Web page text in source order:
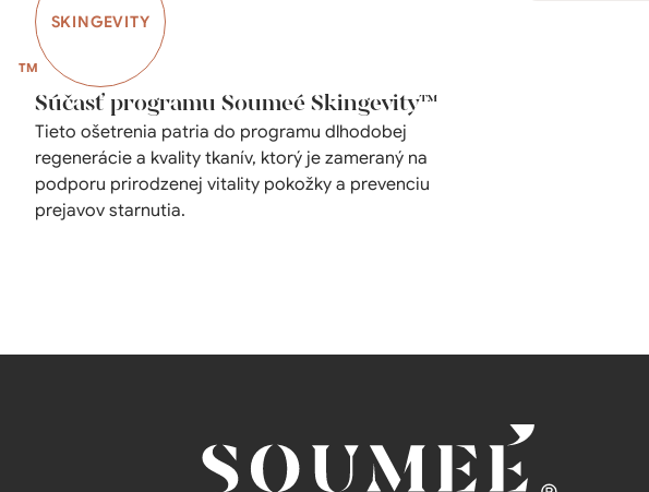
SKINGEVITY
Súčasť programu Soumeé Skingevity™
Tieto ošetrenia patria do programu dlhodobej
regenerácie a kvality tkanív, ktorý je zameraný na
podporu prirodzenej vitality pokožky a prevenciu
prejavov starnutia.